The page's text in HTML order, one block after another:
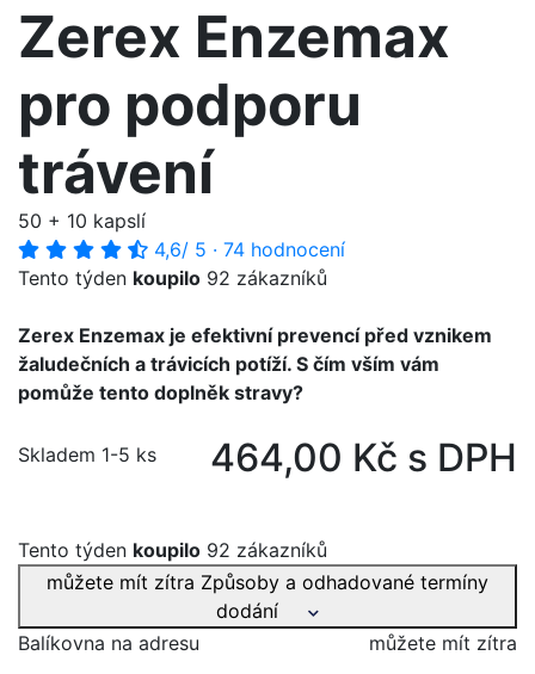
Zerex Enzemax
pro podporu
trávení
50 + 10 kapslí
4,6/ 5 · 74 hodnocení
Tento týden koupilo 92 zákazníků
Zerex Enzemax je efektivní prevencí před vznikem
žaludečních a trávicích potíží. S čím vším vám
pomůže tento doplněk stravy?
Skladem 1-5 ks 464,00 Kč s DPH
Tento týden koupilo 92 zákazníků
můžete mít zítra Způsoby a odhadované termíny
dodání
Balíkovna na adresu
můžete mít zítra